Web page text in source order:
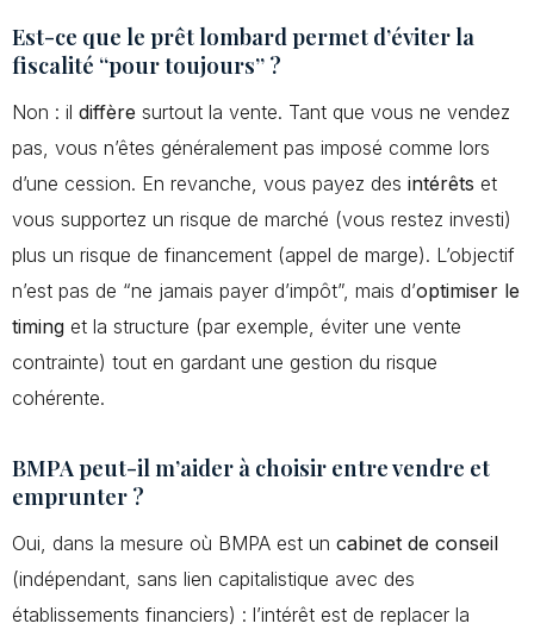
Est-ce que le prêt lombard permet d’éviter la
fiscalité “pour toujours” ?
Non : il diffère surtout la vente. Tant que vous ne vendez
pas, vous n’êtes généralement pas imposé comme lors
d’une cession. En revanche, vous payez des intérêts et
vous supportez un risque de marché (vous restez investi)
plus un risque de financement (appel de marge). L’objectif
n’est pas de “ne jamais payer d’impôt”, mais d’optimiser le
timing et la structure (par exemple, éviter une vente
contrainte) tout en gardant une gestion du risque
cohérente.
BMPA peut-il m’aider à choisir entre vendre et
emprunter ?
Oui, dans la mesure où BMPA est un cabinet de conseil
(indépendant, sans lien capitalistique avec des
établissements financiers) : l’intérêt est de replacer la